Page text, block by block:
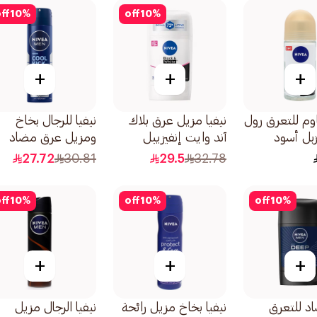
+
للتعرق رول
أسود
الحساسة
10%
off
+
نيفيا مزيل عرق بلاك
آند وايت إنفيزيبل
ستيك للنساء 50مل
32.78
29.5
10%
+
نيفيا للرجال بخاخ
ومزيل عرق مضاد
تعرق بارد كوول كيك
30.81
27.72
10%
off
+
للتعرق
10%
off
+
نيفيا بخاخ مزيل رائحة
10%
+
نيفيا الرجال مزيل